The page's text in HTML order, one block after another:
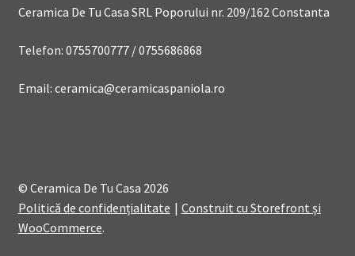
Ceramica De Tu Casa SRL Poporului nr. 209/162 Constanta
Telefon: 0755700777 / 0755686868
Email: ceramica@ceramicaspaniola.ro
© Ceramica De Tu Casa 2026
Politică de confidențialitate
Construit cu Storefront și
WooCommerce.